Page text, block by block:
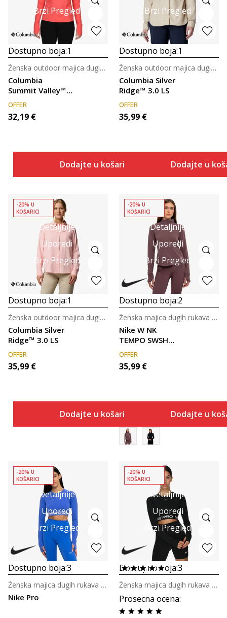
Brzi Pregled
Dostupno boja:1
Columbia
Summit Valley™
Long Sleeve
Ženska outdoor majica dugih rukava
OFFER
32,19 €
Dodajte u košaricu
Brzi Pregled
Dostupno boja:1
Columbia Silver
Ridge™ 3.0 LS
Ženska outdoor majica dugih rukava
OFFER
35,99 €
Dodajte u
Detaljnije
Uporedi
Brzi Pregled
-20% U
KOŠARICI
Dostupno boja:1
Columbia Silver
Ridge™ 3.0 LS
Ženska outdoor majica dugih rukava
OFFER
35,99 €
Dodajte u košaricu
Detaljnije
Uporedi
Brzi Pregled
-20% U
KOŠARICI
Dostupno boja:2
Nike W NK
TEMPO SWSH
HBR DF HZ TOP
Ženska majica dugih rukava za trčanje
OFFER
35,99 €
Dodajte u
Detaljnije
Uporedi
Brzi Pregled
-20% U
KOŠARICI
Dostupno boja:3
Nike Pro
Ženska majica dugih rukava za trening
Detaljnije
Uporedi
Brzi Pregled
-20% U
KOŠARICI
Dostupno boja:3
Prosecna ocena:
Ženska majica dugih rukava za trening